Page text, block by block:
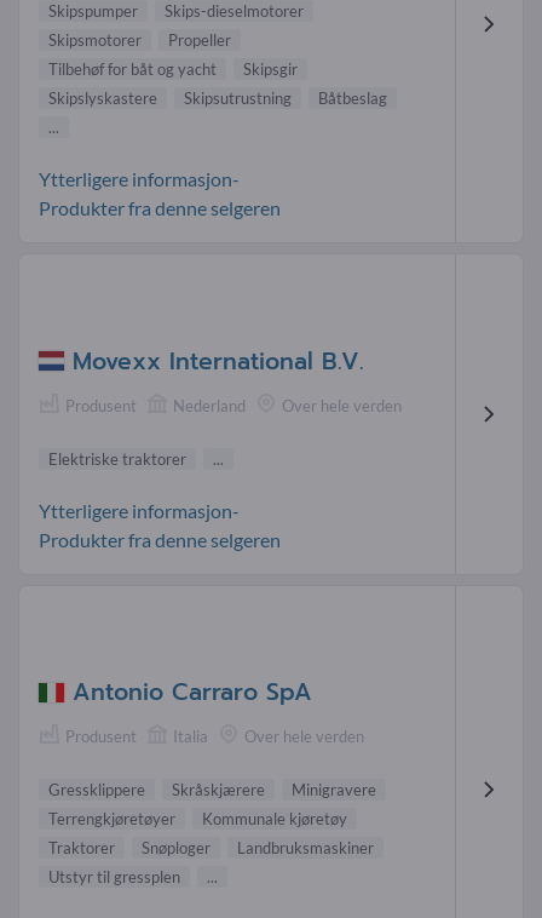
Skipspumper
Skips-dieselmotorer
Skipsmotorer
Propeller
Tilbehøf for båt og yacht
Skipsgir
Skipslyskastere
Skipsutrustning
Båtbeslag
...
Ytterligere informasjon-
Produkter fra denne selgeren
Movexx International B.V.
Produsent Nederland Over hele verden
Elektriske traktorer ...
Ytterligere informasjon-
Produkter fra denne selgeren
Antonio Carraro SpA
Produsent Italia Over hele verden
Gressklippere Skråskjærere
Minigravere
Terrengkjøretøyer
Kommunale kjøretøy
Traktorer
Snøploger
Landbruksmaskiner
Utstyr til gressplen
...